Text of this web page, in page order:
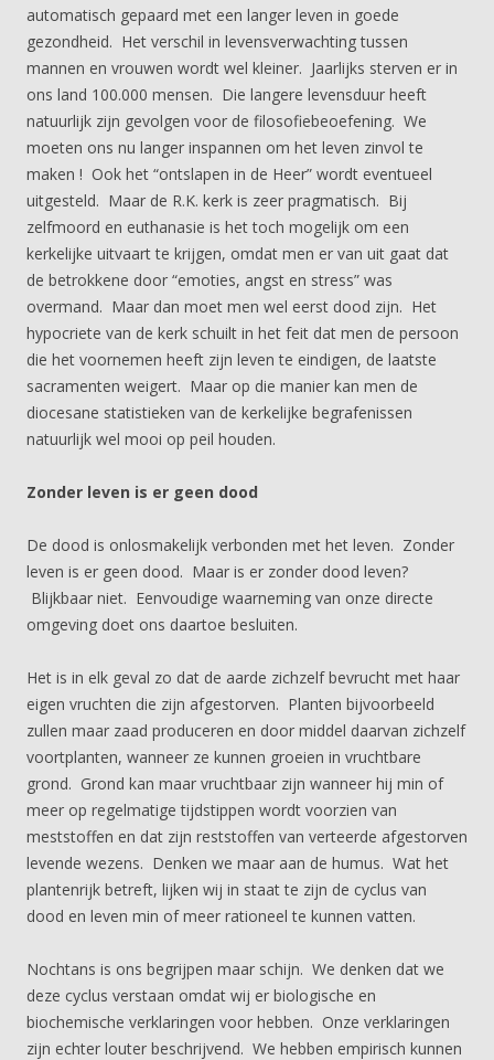
automatisch gepaard met een langer leven in goede
gezondheid. Het verschil in levensverwachting tussen
mannen en vrouwen wordt wel kleiner. Jaarlijks sterven er in
ons land 100.000 mensen. Die langere levensduur heeft
natuurlijk zijn gevolgen voor de filosofiebeoefening. We
moeten ons nu langer inspannen om het leven zinvol te
maken ! Ook het “ontslapen in de Heer” wordt eventueel
uitgesteld. Maar de R.K. kerk is zeer pragmatisch. Bij
zelfmoord en euthanasie is het toch mogelijk om een
kerkelijke uitvaart te krijgen, omdat men er van uit gaat dat
de betrokkene door “emoties, angst en stress” was
overmand. Maar dan moet men wel eerst dood zijn. Het
hypocriete van de kerk schuilt in het feit dat men de persoon
die het voornemen heeft zijn leven te eindigen, de laatste
sacramenten weigert. Maar op die manier kan men de
diocesane statistieken van de kerkelijke begrafenissen
natuurlijk wel mooi op peil houden.
Zonder leven is er geen dood
De dood is onlosmakelijk verbonden met het leven. Zonder
leven is er geen dood. Maar is er zonder dood leven?
Blijkbaar niet. Eenvoudige waarneming van onze directe
omgeving doet ons daartoe besluiten.
Het is in elk geval zo dat de aarde zichzelf bevrucht met haar
eigen vruchten die zijn afgestorven. Planten bijvoorbeeld
zullen maar zaad produceren en door middel daarvan zichzelf
voortplanten, wanneer ze kunnen groeien in vruchtbare
grond. Grond kan maar vruchtbaar zijn wanneer hij min of
meer op regelmatige tijdstippen wordt voorzien van
meststoffen en dat zijn reststoffen van verteerde afgestorven
levende wezens. Denken we maar aan de humus. Wat het
plantenrijk betreft, lijken wij in staat te zijn de cyclus van
dood en leven min of meer rationeel te kunnen vatten.
Nochtans is ons begrijpen maar schijn. We denken dat we
deze cyclus verstaan omdat wij er biologische en
biochemische verklaringen voor hebben. Onze verklaringen
zijn echter louter beschrijvend. We hebben empirisch kunnen